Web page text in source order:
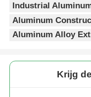
Producten
Voordelen
3.
Industrial
Aluminum
Aluminum Alloy
Krijg